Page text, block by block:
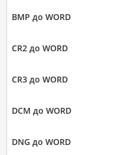
BMP до WORD
CR2 до WORD
CR3 до WORD
DCM до WORD
DNG до WORD